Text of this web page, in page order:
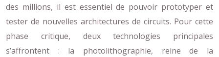
des millions, il est essentiel de pouvoir prototyper et
tester de nouvelles architectures de circuits. Pour cette
phase critique, deux technologies principales
s’affrontent : la photolithographie, reine de la